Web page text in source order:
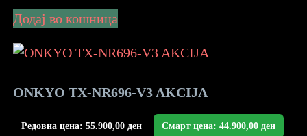
Додај во кошница
ONKYO TX-NR696-V3 AKCIJA
Редовна цена: 55.900,00 ден Смарт цена: 44.900,00 ден